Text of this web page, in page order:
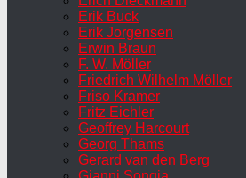
Erik Buck
Erik Jorgensen
Erwin Braun
F. W. Möller
Friedrich Wilhelm Möller
Friso Kramer
Fritz Eichler
Geoffrey Harcourt
Georg Thams
Gerard van den Berg